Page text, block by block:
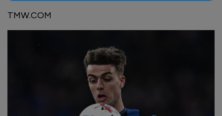
TMW.COM